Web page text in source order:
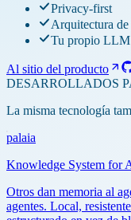
Privacy-first
Arquitectura
Tu propio LLM
Al sitio del producto
DESARROLLADOS
La misma tecnología
palaia
Knowledge System for
Otros dan memoria al
agentes. Local,